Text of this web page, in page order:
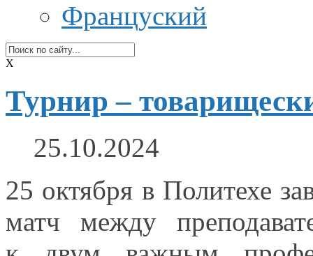
Француский
X
Турнир –
25.10.2024
25 октября в Политехе
матч между